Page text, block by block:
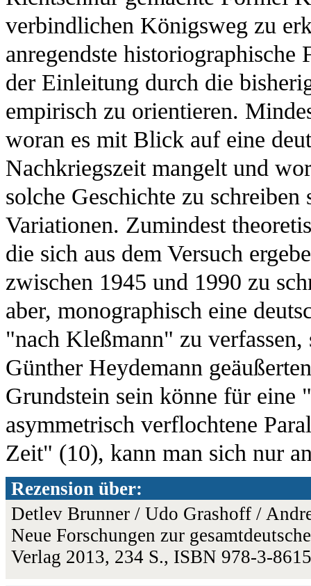
verbindlichen Königsweg zu
anregendste
der Einleitung durch die
empirisch zu orientieren.
woran es mit Blick auf eine
Nachkriegszeit mangelt und
solche Geschichte zu
Variationen. Zumindest
die sich aus dem Versuch
zwischen 1945 und 1990 zu
aber, monographisch eine
"nach Kleßmann" zu
Günther Heydemann
Grundstein sein könne für eine
asymmetrisch verflochtene
Zeit" (10), kann man sich nur
Rezension über:
Detlev Brunner / Udo Grashoff /
Neue Forschungen zur
Verlag 2013, 234 S., ISBN 978-3-